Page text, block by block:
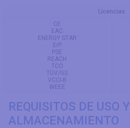
Licencias
CE
EAC
ENERGY STAR
ErP
PSE
REACH
TCO
TÜV/GS
VCCI-B
WEEE
REQUISITOS DE USO Y
ALMACENAMIENTO